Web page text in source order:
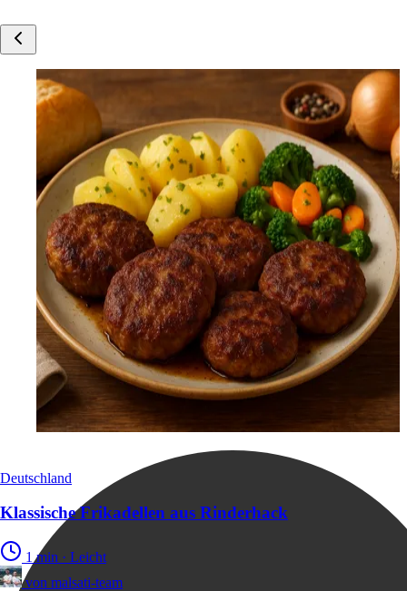
Deutschland
Klassische Frikadellen aus Rinderhack
1 min · Leicht
von malsati-team